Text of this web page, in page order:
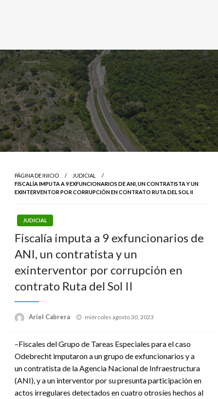
PÁGINA DE INICIO
JUDICIAL
FISCALÍA IMPUTA A 9 EXFUNCIONARIOS DE ANI, UN CONTRATISTA Y UN
EXINTERVENTOR POR CORRUPCIÓN EN CONTRATO RUTA DEL SOL II
JUDICIAL
Fiscalía imputa a 9 exfuncionarios de
ANI, un contratista y un
exinterventor por corrupción en
contrato Ruta del Sol II
Ariel Cabrera
Publicado
miércoles agosto 30, 2023
–Fiscales del Grupo de Tareas Especiales para el caso
Odebrecht imputaron a un grupo de exfuncionarios y a
un contratista de la Agencia Nacional de Infraestructura
(ANI), y a un interventor por su presunta participación en
actos irregulares detectados en cuatro otrosíes hechos al